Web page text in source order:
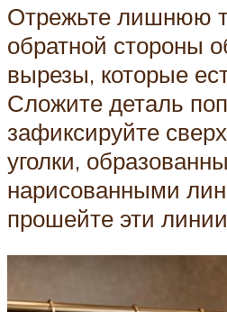
Отрежьте лишнюю
обратной стороны
вырезы, которые
Сложите деталь
зафиксируйте
уголки,
нарисованными
прошейте эти